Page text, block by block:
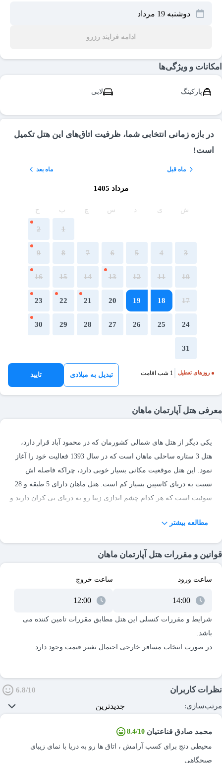
ادامه فرایند رزرو
امکانات و ویژگی‌ها
پارکینگ لابی
در بازه زمانی انتخابی شما، ظرفیت اتاق‌های این هتل تکمیل
است!
ماه بعد ماه قبل
مرداد 1405
ش ی د س چ پ ج
1
2
3
4
5
6
7
8
9
10
11
12
13
14
15
16
17
18
19
20
21
22
23
24
25
26
27
28
29
30
31
روزهای تعطیل 1 شب اقامت تبدیل به میلادی تایید
معرفی هتل آپارتمان ماهان
یکی دیگر از هتل های شمالی کشورمان که در محمود آباد قرار دارد،
هتل 3 ستاره ساحلی ماهان است که در سال 1393 فعالیت خود را آغاز
نمود. این هتل موقعیت مکانی بسیار خوبی دارد، چراکه فاصله اش
نسبت به دریای کاسپین بسیار کم است. هتل ماهان دارای 5 طبقه و 28
سوئیت است که هر کدام چشم اندازی زیبا رو به دریای بی کران دارند و
انتخاب کنند، وجود همین چشم انداز زیبا و البته امکاناتی مدرن است.
شهر بروید درست جایی که تنها 25 کیلومتر با فریدون کنار فاصله دارد و
دیزاین زیبا به همراه کلیه وسایل رفاهی اشاره کنیم. این هتل در نزدیکی
چندین جاذبه گردشگری و تفریحی و مراکز تجاری قرار دارد. محیط هتل
ساحلی ماهان محمود آباد بسیار آرام و ساکت و دارای کادری مجرب در
جهت خدمات رسانی به مسافرین است و علاوه بر آن صبحانه ها و
مطالعه بیشتر
قوانین و مقررات هتل آپارتمان ماهان
ساعت ورود ساعت خروج
شرایط و مقررات کنسلی این هتل مطابق مقررات تامین کننده می
نظرات کاربران
6.8/10
مرتب‌سازی:
محمد صادق قناعتیان 8.4/10
محیطی دنج برای کسب آرامش ، اتاق ها رو به دریا با نمای زیبای
صبحگاهی